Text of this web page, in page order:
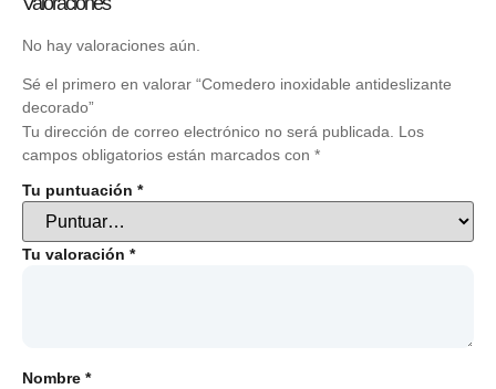
No hay valoraciones aún.
Sé el primero en valorar “Comedero inoxidable antideslizante
decorado”
Tu dirección de correo electrónico no será publicada.
Los
campos obligatorios están marcados con *
Tu puntuación *
Tu valoración *
Nombre *